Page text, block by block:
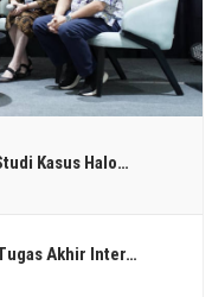
Kasus Halo…
Akhir Inter…